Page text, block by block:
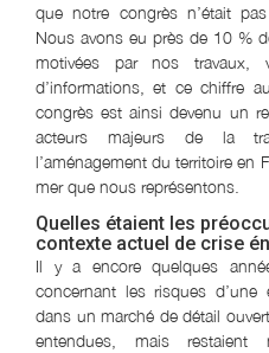
que notre congrès n’était
Nous avons eu près de 10 %
motivées par nos travaux,
d’informations, et ce chiffre
congrès est ainsi devenu un
acteurs majeurs de la
l’aménagement du territoire en
mer que nous représentons.
Quelles étaient les
contexte actuel de crise
Il y a encore quelques
concernant les risques
dans un marché de détail
entendues, mais restaient